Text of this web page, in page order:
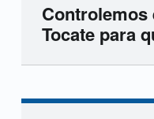
Controlemos
Tocate para